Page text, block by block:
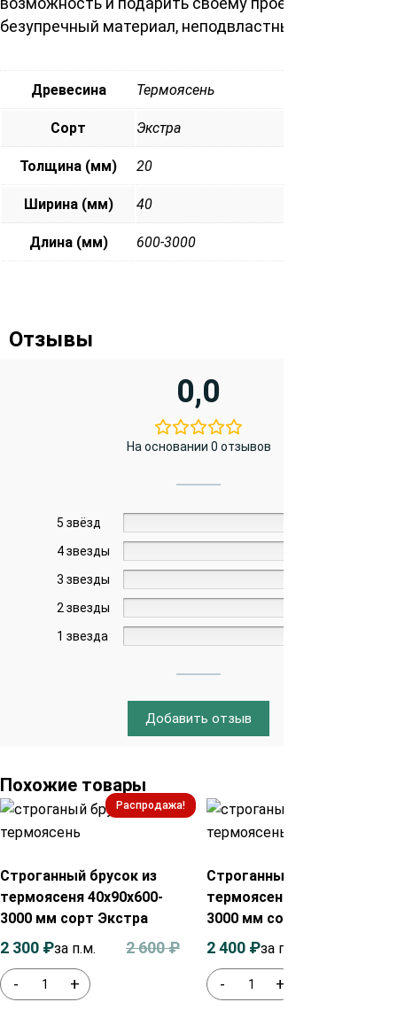
безупречный материал, неподвластный времени.
Древесина Термоясень
Сорт Экстра
Толщина (мм) 20
Ширина (мм) 40
Длина (мм) 600-3000
Отзывы
0,0
На основании 0 отзывов
5 звёзд
4 звезды
3 звезды
2 звезды
1 звезда
Добавить отзыв
Похожие товары
Распродажа!
Строганный брусок из
термоясеня 40х90х600-
3000 мм сорт Экстра
- +
2 600₽
2 300 ₽за п.м.
Строганный брусок из
термоясеня 45х90х1000-
3000 мм сорт Экстра
- +
2 400 ₽за п.м.